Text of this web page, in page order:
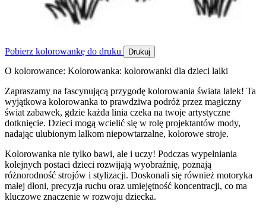
Pobierz kolorowankę do druku Drukuj
O kolorowance: Kolorowanka: kolorowanki dla dzieci lalki
Zapraszamy na fascynującą przygodę kolorowania świata lalek! Ta
wyjątkowa kolorowanka to prawdziwa podróż przez magiczny
świat zabawek, gdzie każda linia czeka na twoje artystyczne
dotknięcie. Dzieci mogą wcielić się w rolę projektantów mody,
nadając ulubionym lalkom niepowtarzalne, kolorowe stroje.
Kolorowanka nie tylko bawi, ale i uczy! Podczas wypełniania
kolejnych postaci dzieci rozwijają wyobraźnię, poznają
różnorodność strojów i stylizacji. Doskonali się również motoryka
małej dłoni, precyzja ruchu oraz umiejętność koncentracji, co ma
kluczowe znaczenie w rozwoju dziecka.